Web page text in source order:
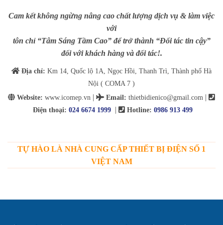
Cam kết không ngừng nâng cao chất lượng dịch vụ & làm việc
với
tôn chỉ “Tâm Sáng Tầm Cao” để trở thành “Đối tác tin cậy”
đối với khách hàng và đối tác!.
Địa chỉ: Km 14, Quốc lộ 1A, Ngọc Hồi, Thanh Trì, Thành phố Hà
Nội ( COMA 7 )
Website: www.icomep.vn | Email: thietbidienico@gmail.com |
Điện thoại: 024 6674 1999 | Hotline: 0986 913 499
TỰ HÀO LÀ NHÀ CUNG CẤP THIẾT BỊ ĐIỆN SỐ 1
VIỆT NAM